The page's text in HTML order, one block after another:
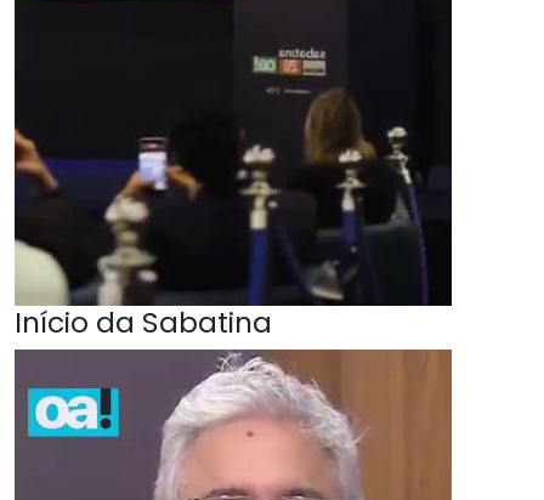
Início da Sabatina